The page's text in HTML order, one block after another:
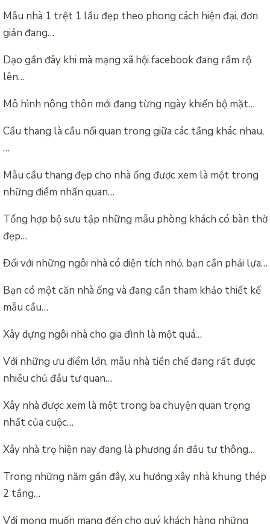
Mẫu nhà 1 trệt 1 lầu đẹp theo phong cách hiện đại, đơn
giản đang…
Dạo gần đây khi mà mạng xã hội facebook đang rầm rộ
lên…
Mô hình nông thôn mới đang từng ngày khiến bộ mặt…
Cầu thang là cầu nối quan trong giữa các tầng khác nhau,
…
Mẫu cầu thang đẹp cho nhà ống được xem là một trong
những điểm nhấn quan…
Tổng hợp bộ sưu tập những mẫu phòng khách có bàn thờ
đẹp…
Đối với những ngôi nhà có diện tích nhỏ, bạn cần phải lựa…
Bạn có một căn nhà ống và đang cần tham khảo thiết kế
mẫu cầu…
Xây dựng ngôi nhà cho gia đình là một quá…
Với những ưu điểm lớn, mẫu nhà tiền chế đang rất được
nhiều chủ đầu tư quan…
Xây nhà được xem là một trong ba chuyện quan trọng
nhất của cuộc…
Xây nhà trọ hiện nay đang là phương án đầu tư thông…
Trong những năm gần đây, xu hướng xây nhà khung thép
2 tầng…
Với mong muốn mang đến cho quý khách hàng những